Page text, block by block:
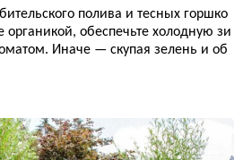
полива и тесных горшко
обеспечьте холодную зи
Иначе — скупая зелень и об